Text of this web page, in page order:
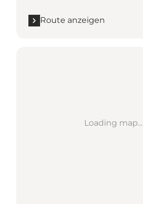
Route anzeigen
Loading map...